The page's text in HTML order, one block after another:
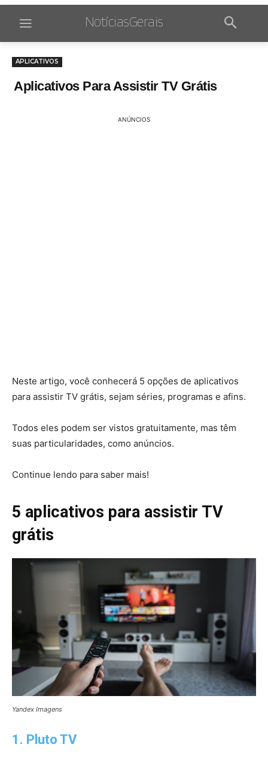
NotíciasGerais
APLICATIVOS
Aplicativos Para Assistir TV Grátis
ANÚNCIOS
Neste artigo, você conhecerá 5 opções de aplicativos
para assistir TV grátis, sejam séries, programas e afins.
Todos eles podem ser vistos gratuitamente, mas têm
suas particularidades, como anúncios.
Continue lendo para saber mais!
5 aplicativos para assistir TV
grátis
Yandex Imagens
1. Pluto TV